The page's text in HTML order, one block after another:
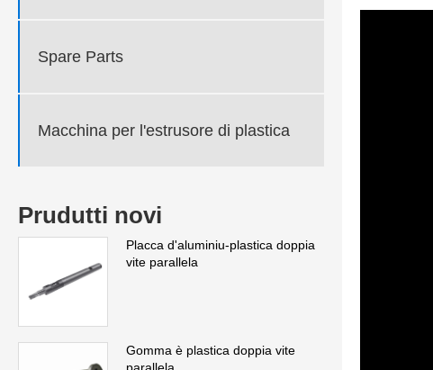
Spare Parts
Macchina per l'estrusore di plastica
Prudutti novi
Placca d'aluminiu-plastica doppia
vite parallela
Gomma è plastica doppia vite